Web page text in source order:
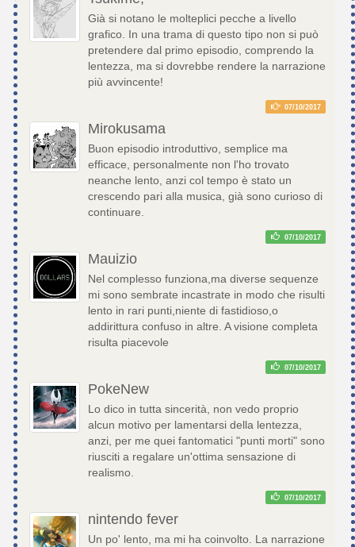
Già si notano le molteplici pecche a livello
grafico. In una trama di questo tipo non si può
pretendere dal primo episodio, comprendo la
lentezza, ma si dovrebbe rendere la narrazione
più avvincente!
07/10/2017
Mirokusama
Buon episodio introduttivo, semplice ma
efficace, personalmente non l'ho trovato
neanche lento, anzi col tempo è stato un
crescendo pari alla musica, già sono curioso di
continuare.
07/10/2017
Mauizio
Nel complesso funziona,ma diverse sequenze
mi sono sembrate incastrate in modo che risulti
lento in rari punti,niente di fastidioso,o
addirittura confuso in altre. A visione completa
risulta piacevole
07/10/2017
PokeNew
Lo dico in tutta sincerità, non vedo proprio
alcun motivo per lamentarsi della lentezza,
anzi, per me quei fantomatici "punti morti" sono
riusciti a regalare un'ottima sensazione di
realismo.
07/10/2017
nintendo fever
Un po' lento, ma mi ha coinvolto. La narrazione